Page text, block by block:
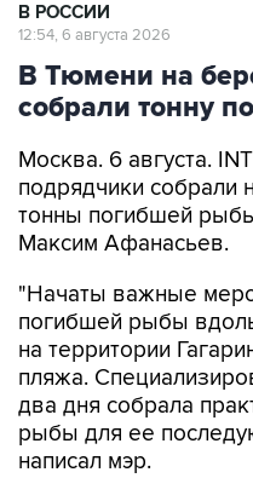
В РОССИИ
12:54, 6 августа 2026
В Тюмени на
собрали тонну
Москва. 6 августа.
подрядчики собрали
тонны погибшей
Максим Афанасьев.
"Начаты важные
погибшей рыбы
на территории
пляжа.
два дня собрала
рыбы для ее
написал мэр.